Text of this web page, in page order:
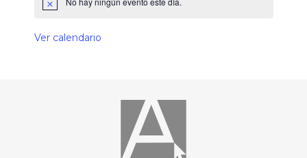
Ver calendario